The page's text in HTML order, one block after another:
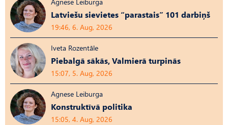
Agnese Leiburga
Latviešu sievietes “parastais” 101 darbiņš
19:46, 6. Aug, 2026
Iveta Rozentāle
Piebalgā sākās, Valmierā turpinās
15:07, 5. Aug, 2026
Agnese Leiburga
Konstruktīvā politika
15:05, 4. Aug, 2026